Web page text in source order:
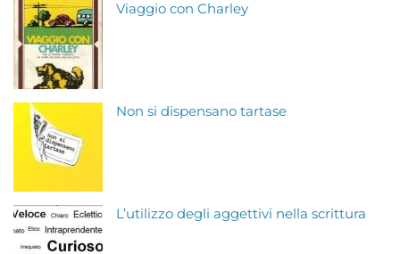
Viaggio con Charley
Non si dispensano tartase
L’utilizzo degli aggettivi nella scrittura